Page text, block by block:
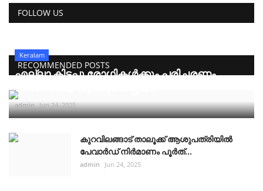
FOLLOW US
RECOMMENDED POSTS
Keralam
എല്ലാ കിടപ്പു രോഗികൾക്കും പരിചരണം
നിർണായക ചുവടുവെപ്പുമ...
admin Jun 24, 2025
കുറവിലങ്ങാട് താലൂക്ക് ആശുപത്രിയിൽ
പേവാർഡ് നിർമാണം പൂർത്...
admin Jun 24, 2025